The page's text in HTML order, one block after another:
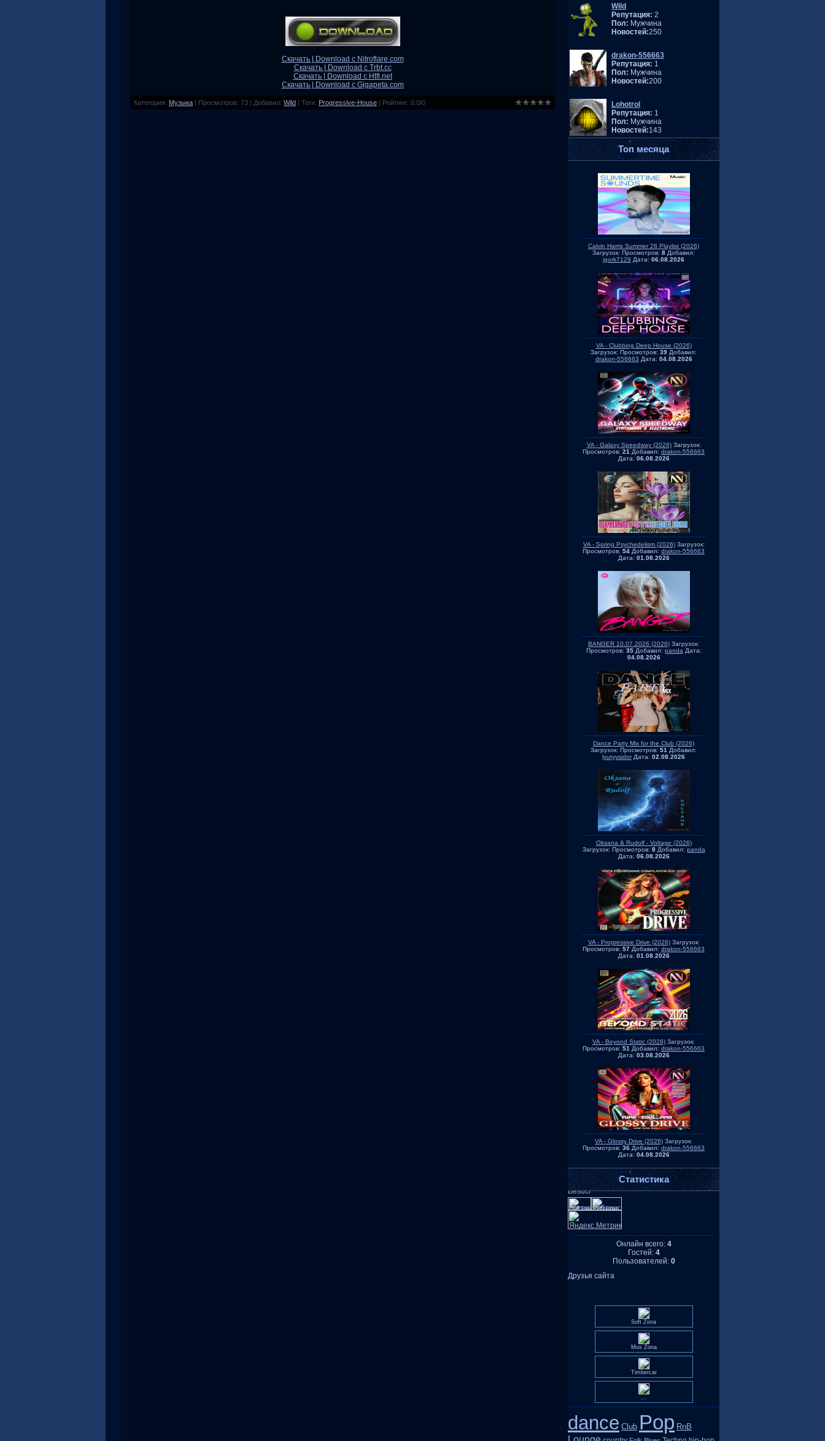
Скачать | Download с Nitroflare.com
Скачать | Download с Trbt.cc
Скачать | Download с Htfl.net
Скачать | Download с Gigapeta.com
Категория: Музыка | Просмотров: 73 | Добавил: Wild | Теги: Progressive-House | Рейтинг: 0.0/0
Wild
Репутация: 2
Пол: Мужчина
Новостей:250
drakon-556663
Репутация: 1
Пол: Мужчина
Новостей:200
Lohotrol
Репутация: 1
Пол: Мужчина
Новостей:143
Топ месяца
Calvin Harris Summer 26 Playlist (2026)
Загрузок: Просмотров: 8 Добавил:
igork7129 Дата: 06.08.2026
VA - Clubbing Deep House (2026)
Загрузок: Просмотров: 39 Добавил:
drakon-556663 Дата: 04.08.2026
VA - Galaxy Speedway (2026)Загрузок:
Просмотров: 21 Добавил: drakon-556663
Дата: 06.08.2026
VA - Spring Psychedelism (2026)Загрузок:
Просмотров: 54 Добавил: drakon-556663
Дата: 01.08.2026
BANGER 10.07.2026 (2026) Загрузок:
Просмотров: 35Добавил: panda Дата:
04.08.2026
Dance Party Mix for the Club (2026)
Загрузок: Просмотров: 51 Добавил:
lyutyysidorДата: 02.08.2026
Oksana & Rudolf - Voltage (2026)
Загрузок: Просмотров: 8Добавил: panda
Дата: 06.08.2026
VA - Progressive Drive (2026)Загрузок:
Просмотров: 57 Добавил: drakon-556663
Дата: 01.08.2026
VA - Beyond Static (2026) Загрузок:
Просмотров: 51 Добавил: drakon-556663
Дата: 03.08.2026
VA - Glossy Drive (2026) Загрузок:
Просмотров: 36 Добавил: drakon-556663
Дата: 04.08.2026
Статистика
Онлайн всего: 4
Гостей: 4
Пользователей: 0
Друзья сайта
Soft Zona
Mus Zona
Timbercar
...
dance Club Pop RnB